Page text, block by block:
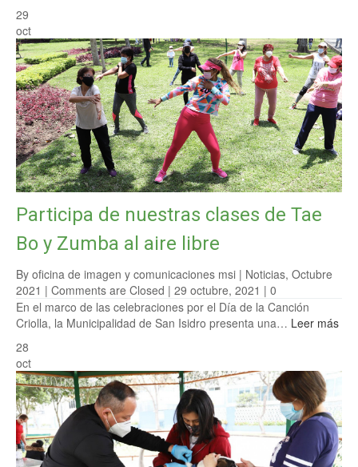
29
oct
Participa de nuestras clases de Tae
Bo y Zumba al aire libre
By oficina de imagen y comunicaciones msi | Noticias, Octubre
2021 | Comments are Closed | 29 octubre, 2021 | 0
En el marco de las celebraciones por el Día de la Canción
Criolla, la Municipalidad de San Isidro presenta una… Leer más
28
oct